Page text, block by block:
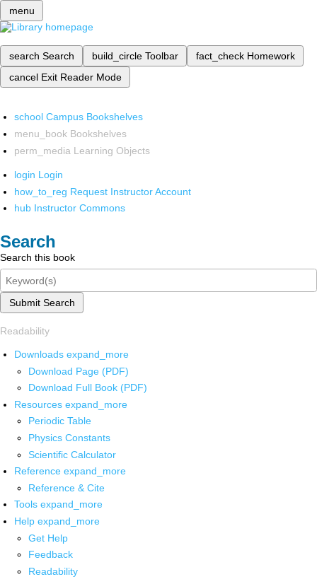
menu
search Search build_circle Toolbar fact_check Homework
cancel Exit Reader Mode
school Campus Bookshelves
menu_book Bookshelves
perm_media Learning Objects
login Login
how_to_reg Request Instructor Account
hub Instructor Commons
Search
Search this book
Submit Search
Readability
Downloads expand_more
Download Page (PDF)
Download Full Book (PDF)
Resources expand_more
Periodic Table
Physics Constants
Scientific Calculator
Reference expand_more
Reference & Cite
Tools expand_more
Help expand_more
Get Help
Feedback
Readability